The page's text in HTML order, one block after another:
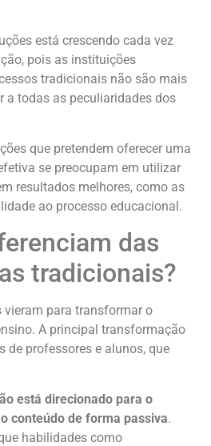
está crescendo cada vez
pois as instituições
tradicionais não são mais
a todas as peculiaridades dos
que pretendem oferecer uma
se preocupam em utilizar
resultados melhores, como as
ao processo educacional.
das
tradicionais?
para transformar o
A principal transformação
de professores e alunos, que
está direcionado para o
conteúdo de forma passiva.
habilidades como